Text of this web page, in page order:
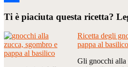
Ti è piaciuta questa ricetta?
Ricetta degli
pappa al basilico
Gli gnocchi alla